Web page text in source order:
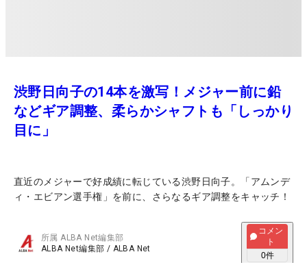
渋野日向子の14本を激写！メジャー前に鉛
などギア調整、柔らかシャフトも「しっかり
目に」
直近のメジャーで好成績に転じている渋野日向子。「アムンデ
ィ・エビアン選手権」を前に、さらなるギア調整をキャッチ！
所属ALBA Net編集部
ALBA Net編集部 / ALBA Net
コメン
ト
0件